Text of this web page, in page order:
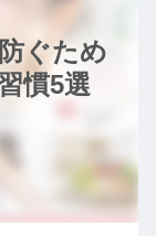
ぐため
慣5選